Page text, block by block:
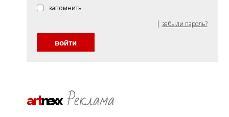
запомнить
| забыли пароль?
artnexx Реклама